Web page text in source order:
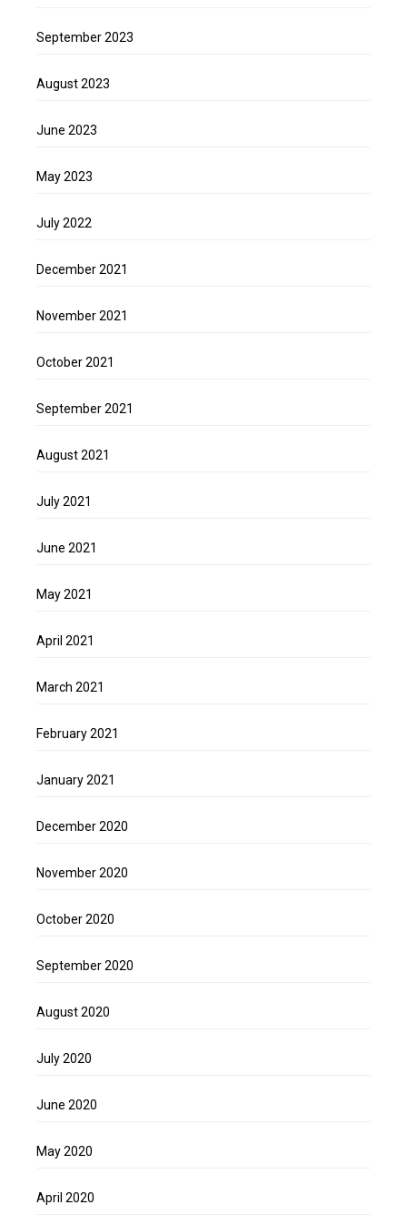
September 2023
August 2023
June 2023
May 2023
July 2022
December 2021
November 2021
October 2021
September 2021
August 2021
July 2021
June 2021
May 2021
April 2021
March 2021
February 2021
January 2021
December 2020
November 2020
October 2020
September 2020
August 2020
July 2020
June 2020
May 2020
April 2020